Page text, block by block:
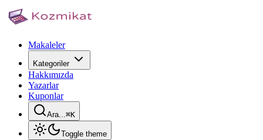
Makaleler
Kategoriler
Hakkımızda
Yazarlar
Kuponlar
Ara...⌘K
Toggle theme